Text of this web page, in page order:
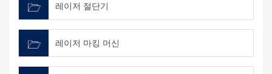
레이저 절단기
레이저 마킹 머신